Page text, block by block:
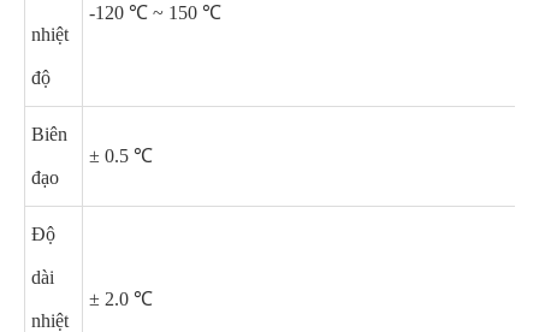
nhiệt
độ
-120 ℃ ~ 150 ℃
Biên
đạo
± 0.5 ℃
Độ
dài
nhiệt
± 2.0 ℃